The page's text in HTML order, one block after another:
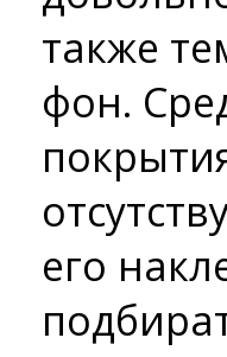
также
фон.
его